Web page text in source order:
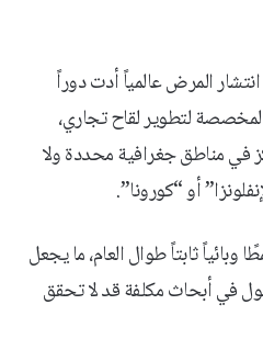
المرض عالمياً أدت دوراً
لتطوير لقاح تجاري،
في مناطق جغرافية محددة ولا
أو “كورونا”.
وبائياً ثابتاً طوال العام، ما يجعل
في أبحاث مكلفة قد لا تحقق